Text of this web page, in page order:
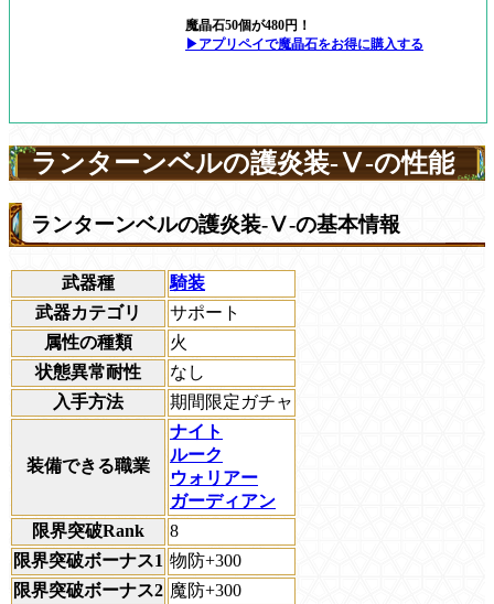
魔晶石50個が480円！
▶アプリペイで魔晶石をお得に購入する
ランターンベルの護炎装-Ⅴ-の性能
ランターンベルの護炎装-Ⅴ-の基本情報
武器種
騎装
武器カテゴリ
サポート
属性の種類
火
状態異常耐性
なし
入手方法
期間限定ガチャ
装備できる職業
ナイト
ルーク
ウォリアー
ガーディアン
限界突破Rank
8
限界突破ボーナス1 物防+300
限界突破ボーナス2 魔防+300